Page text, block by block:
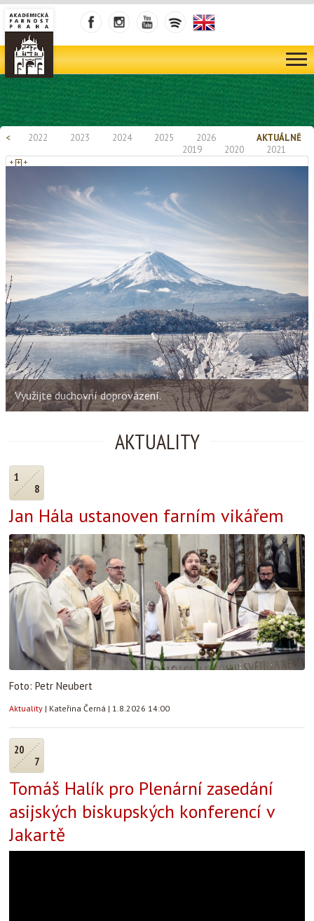
< AKTUÁLNĚ
2026
2025
2024
2023
2022
2021
2020
2019
Využijte duchovní doprovázení.
AKTUALITY
1
8
Jan Hála ustanoven farním vikářem
Foto: Petr Neubert
Aktuality | Kateřina Černá | 1.8.2026 14:00
20
7
Tomáš Halík pro Plenární zasedání
asijských biskupských konferencí v
Jakartě